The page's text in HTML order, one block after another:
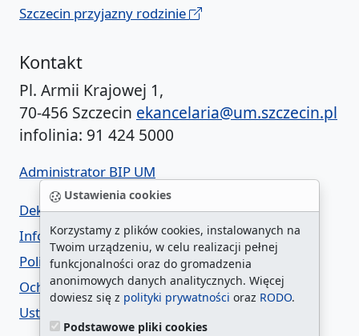
Ustawienia cookies
Korzystamy z plików cookies, instalowanych na
Twoim urządzeniu, w celu realizacji pełnej
funkcjonalności oraz do gromadzenia
anonimowych danych analitycznych. Więcej
dowiesz się z polityki prywatności oraz RODO.
Podstawowe pliki cookies
Szczecin przyjazny rodzinie
Kontakt
Pl. Armii Krajowej 1,
70-456 Szczecin ekancelaria@um.szczecin.pl
infolinia: 91 424 5000
Administrator BIP UM
Deklaracja dostępności
Informacja o urzędzie w ETR
Polityka prywatności
Ochrona danych osobowych
Ustawienia cookies